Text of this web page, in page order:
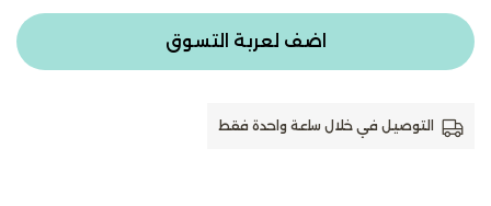
اضف لعربة التسوق
التوصيل في خلال ساعة واحدة فقط